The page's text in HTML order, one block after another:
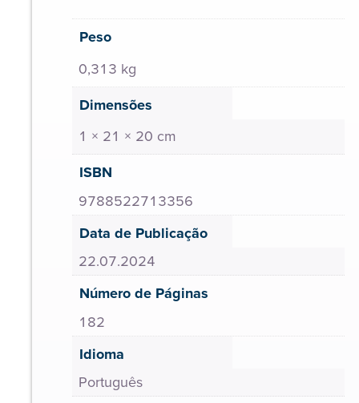
Peso
0,313 kg
Dimensões
1 × 21 × 20 cm
ISBN
9788522713356
Data de Publicação
22.07.2024
Número de Páginas
182
Idioma
Português